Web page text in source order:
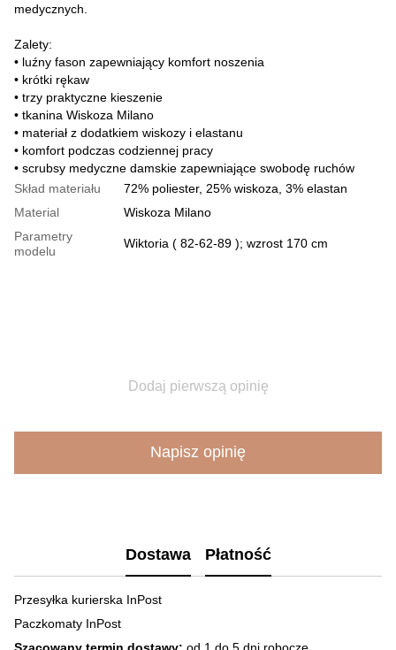
medycznych.
Zalety:
• luźny fason zapewniający komfort noszenia
• krótki rękaw
• trzy praktyczne kieszenie
• tkanina Wiskoza Milano
• materiał z dodatkiem wiskozy i elastanu
• komfort podczas codziennej pracy
• scrubsy medyczne damskie zapewniające swobodę ruchów
Skład materiału
72% poliester, 25% wiskoza, 3% elastan
Material
Wiskoza Milano
Parametry
modelu
Wiktoria ( 82-62-89 ); wzrost 170 cm
Dodaj pierwszą opinię
Napisz opinię
Dostawa Płatność
Przesyłka kurierska InPost
Paczkomaty InPost
Szacowany termin dostawy: od 1 do 5 dni robocze